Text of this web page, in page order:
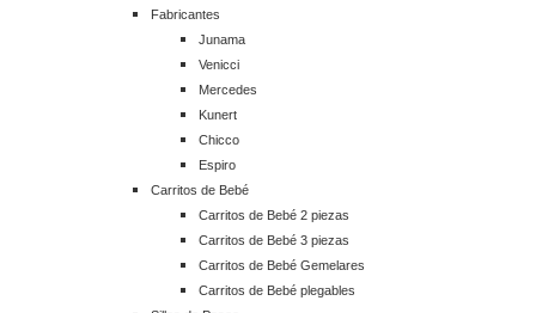
Fabricantes
Junama
Venicci
Mercedes
Kunert
Chicco
Espiro
Carritos de Bebé
Carritos de Bebé 2 piezas
Carritos de Bebé 3 piezas
Carritos de Bebé Gemelares
Carritos de Bebé plegables